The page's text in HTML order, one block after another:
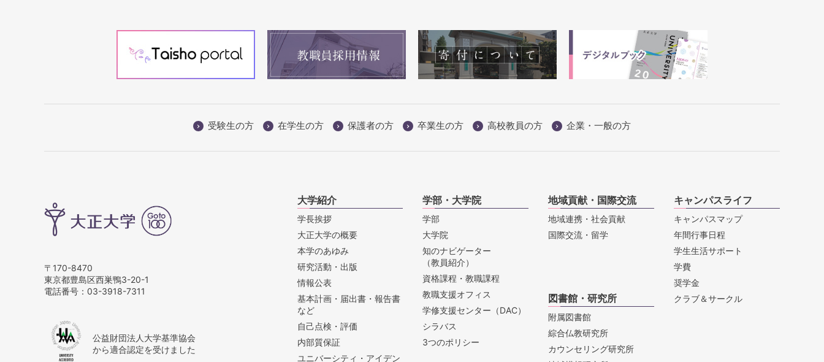
受験生の方 在学生の方 保護者の方 卒業生の方 高校教員の方 企業・一般の方
〒170-8470
東京都豊島区西巣鴨3-20-1
電話番号： 03-3918-7311
公益財団法人大学基準協会
から適合認定を受けました
大学紹介
学長挨拶
大正大学の概要
本学のあゆみ
研究活動・出版
情報公表
基本計画・届出書・報告書
など
自己点検・評価
内部質保証
ユニバーシティ・アイデン
学部・大学院
学部
大学院
知のナビゲーター
（教員紹介）
資格課程・教職課程
教職支援オフィス
学修支援センター（DAC）
シラバス
3つのポリシー
地域貢献・国際交流
地域連携・社会貢献
国際交流・留学
キャンパスライフ
キャンパスマップ
年間行事日程
学生生活サポート
学費
奨学金
クラブ＆サークル
図書館・研究所
附属図書館
綜合仏教研究所
カウンセリング研究所